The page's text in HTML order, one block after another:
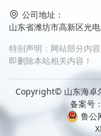
公司地址：
山东省潍坊市高新区光
特别声明：网站部分内
即删除本站相关内容！
Copyright© 山东海卓
备案号：
鲁公